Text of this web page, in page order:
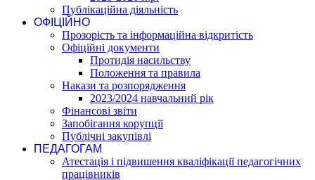
Публікаційна діяльність
ОФІЦІЙНО
Прозорість та інформаційна відкритість
Офіційні документи
Протидія насильству
Положення та правила
Накази та розпорядження
2023/2024 навчальний рік
Фінансові звіти
Запобігання корупції
Публічні закупівлі
ПЕДАГОГАМ
Атестація і підвишення кваліфікації педагогічних
працівників